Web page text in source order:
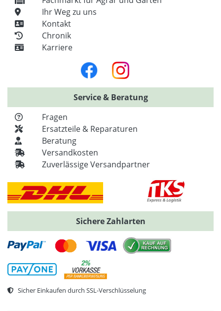
Ihr Weg zu uns
Kontakt
Chronik
Karriere
Service & Beratung
Fragen
Ersatzteile & Reparaturen
Beratung
Versandkosten
Zuverlässige Versandpartner
Sichere Zahlarten
Sicher Einkaufen durch SSL-Verschlüsselung